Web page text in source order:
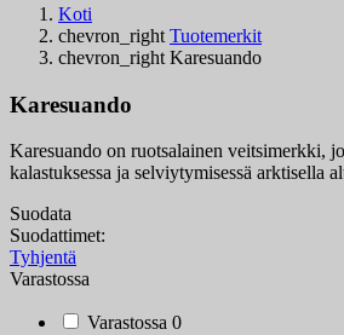
Koti
chevron_right Tuotemerkit
chevron_right Karesuando
Karesuando
Karesuando on ruotsalainen veitsimerkki,
kalastuksessa ja selviytymisessä arktisella
Suodata
Suodattimet:
Tyhjentä
Varastossa
Varastossa 0